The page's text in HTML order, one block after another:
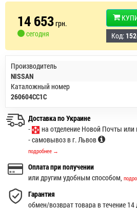
14 653грн.
сегодня
Код:
Производитель
NISSAN
Каталожный номер
260604CC1C
Доставка по Украине
-
на отделение Новой Почты или
- самовывоз в г. Львов
подробнее →
Оплата при получении
или другим удобным способом,
Гарантия
обмен/возврат товара в течение 14